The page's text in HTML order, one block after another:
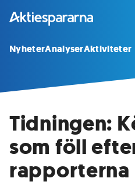
NyheterAnalyserAktiviteter
Tidningen:
som föll
rapporterna